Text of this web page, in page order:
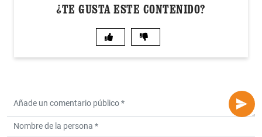
¿TE GUSTA ESTE CONTENIDO?